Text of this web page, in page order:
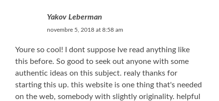
Yakov Leberman
novembre 5, 2018 at 8:58 am
Youre so cool! I dont suppose Ive read anything like
this before. So good to seek out anyone with some
authentic ideas on this subject. realy thanks for
starting this up. this website is one thing that's needed
on the web, somebody with slightly originality. helpful